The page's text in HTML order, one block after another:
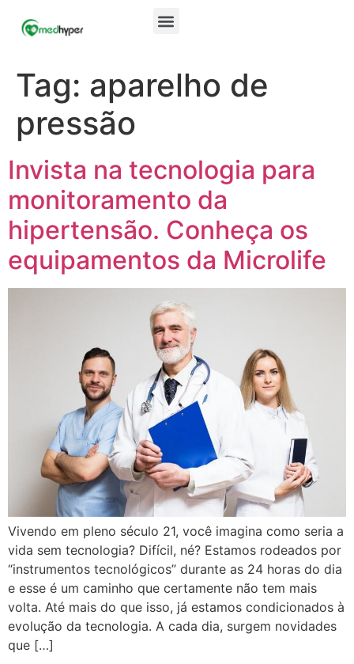
Tag: aparelho de
pressão
Invista na tecnologia para
monitoramento da
hipertensão. Conheça os
equipamentos da Microlife
Vivendo em pleno século 21, você imagina como seria a
vida sem tecnologia? Difícil, né? Estamos rodeados por
“instrumentos tecnológicos” durante as 24 horas do dia
e esse é um caminho que certamente não tem mais
volta. Até mais do que isso, já estamos condicionados à
evolução da tecnologia. A cada dia, surgem novidades
que […]